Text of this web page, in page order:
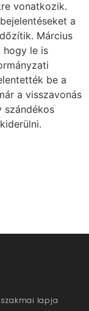
vonatkozik.
a
Március
hogy le is
be a
a visszavonás
szándékos
lapja